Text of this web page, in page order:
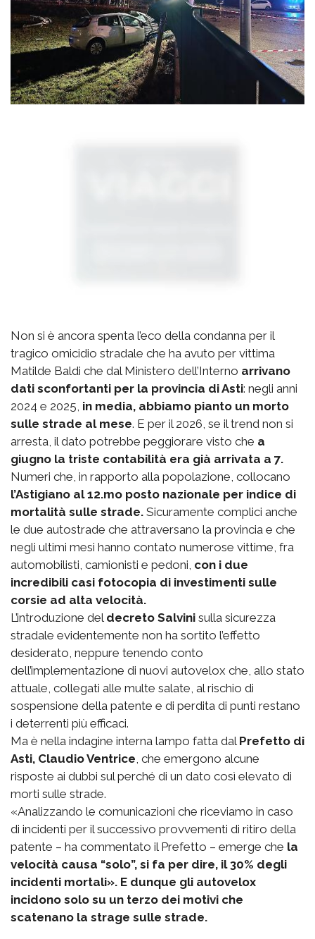
Non si è ancora spenta l’eco della condanna per il
tragico omicidio stradale che ha avuto per vittima
Matilde Baldi che dal Ministero dell’Interno arrivano
dati sconfortanti per la provincia di Asti: negli anni
2024 e 2025, in media, abbiamo pianto un morto
sulle strade al mese. E per il 2026, se il trend non si
arresta, il dato potrebbe peggiorare visto che a
giugno la triste contabilità era già arrivata a 7.
Numeri che, in rapporto alla popolazione, collocano
l’Astigiano al 12.mo posto nazionale per indice di
mortalità sulle strade. Sicuramente complici anche
le due autostrade che attraversano la provincia e che
negli ultimi mesi hanno contato numerose vittime, fra
automobilisti, camionisti e pedoni, con i due
incredibili casi fotocopia di investimenti sulle
corsie ad alta velocità.
L’introduzione del decreto Salvini sulla sicurezza
stradale evidentemente non ha sortito l’effetto
desiderato, neppure tenendo conto
dell’implementazione di nuovi autovelox che, allo stato
attuale, collegati alle multe salate, al rischio di
sospensione della patente e di perdita di punti restano
i deterrenti più efficaci.
Ma è nella indagine interna lampo fatta dal Prefetto di
Asti, Claudio Ventrice , che emergono alcune
risposte ai dubbi sul perché di un dato così elevato di
morti sulle strade.
«Analizzando le comunicazioni che riceviamo in caso
di incidenti per il successivo provvementi di ritiro della
patente – ha commentato il Prefetto – emerge che la
velocità causa “solo”, si fa per dire, il 30% degli
incidenti mortali». E dunque gli autovelox
incidono solo su un terzo dei motivi che
scatenano la strage sulle strade.